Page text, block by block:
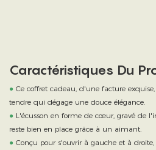
Caractéristiques Du
● Ce coffret cadeau, d'une facture
tendre qui dégage une douce élégance.
● L'écusson en forme de cœur, gravé de
reste bien en place grâce à un aimant.
● Conçu pour s'ouvrir à gauche et à